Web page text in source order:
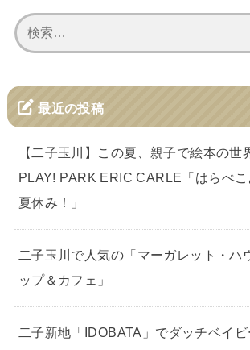
索:
最近の投稿
【二子玉川】この夏、親子で絵本の世
PLAY! PARK ERIC CARLE「はらぺ
夏休み！」
二子玉川で人気の「マーガレット・ハ
ップ＆カフェ」
二子新地「IDOBATA」でダッチベイビ